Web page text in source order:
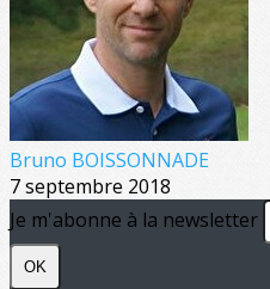
Bruno BOISSONNADE
7 septembre 2018
Je m'abonne à la newsletter
OK